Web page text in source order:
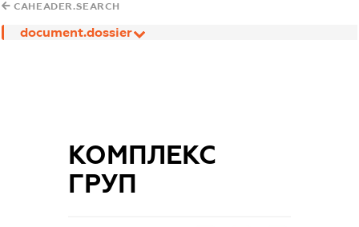
CAHEADER.SEARCH
document.dossier
КОМПЛЕКС
ГРУП